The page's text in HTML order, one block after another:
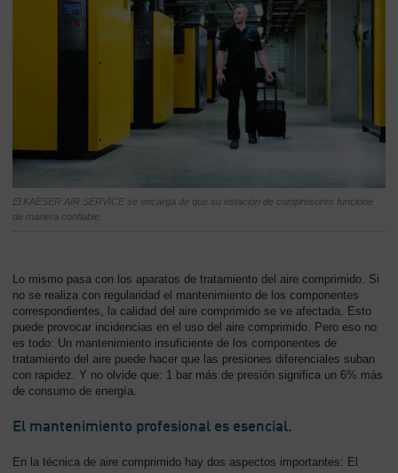
El KAESER AIR SERVICE se encarga de que su estación de compresores funcione
de manera confiable.
Lo mismo pasa con los aparatos de tratamiento del aire comprimido. Si
no se realiza con regularidad el mantenimiento de los componentes
correspondientes, la calidad del aire comprimido se ve afectada. Esto
puede provocar incidencias en el uso del aire comprimido. Pero eso no
es todo: Un mantenimiento insuficiente de los componentes de
tratamiento del aire puede hacer que las presiones diferenciales suban
con rapidez. Y no olvide que: 1 bar más de presión significa un 6% más
de consumo de energía.
El mantenimiento profesional es esencial.
En la técnica de aire comprimido hay dos aspectos importantes: El